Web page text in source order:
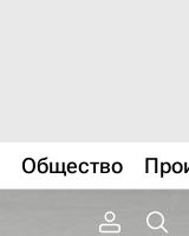
Общество